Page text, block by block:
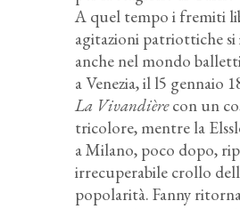
A quel tempo i fremiti
agitazioni patriottiche si
anche nel mondo
a Venezia, il l5 gennaio
La Vivandièrecon un
tricolore, mentre la
a Milano, poco dopo,
irrecuperabile crollo
popolarità. Fanny